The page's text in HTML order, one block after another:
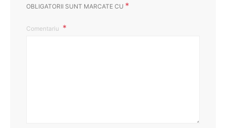
OBLIGATORII SUNT MARCATE CU *
Comentariu